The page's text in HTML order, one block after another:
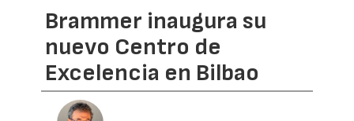
Brammer inaugura su
nuevo Centro de
Excelencia en Bilbao